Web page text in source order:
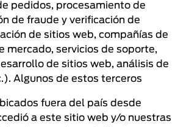
pedidos, procesamiento de
de fraude y verificación de
de sitios web, compañías de
mercado, servicios de soporte,
de sitios web, análisis de
Algunos de estos terceros
fuera del país desde
a este sitio web y/o nuestras